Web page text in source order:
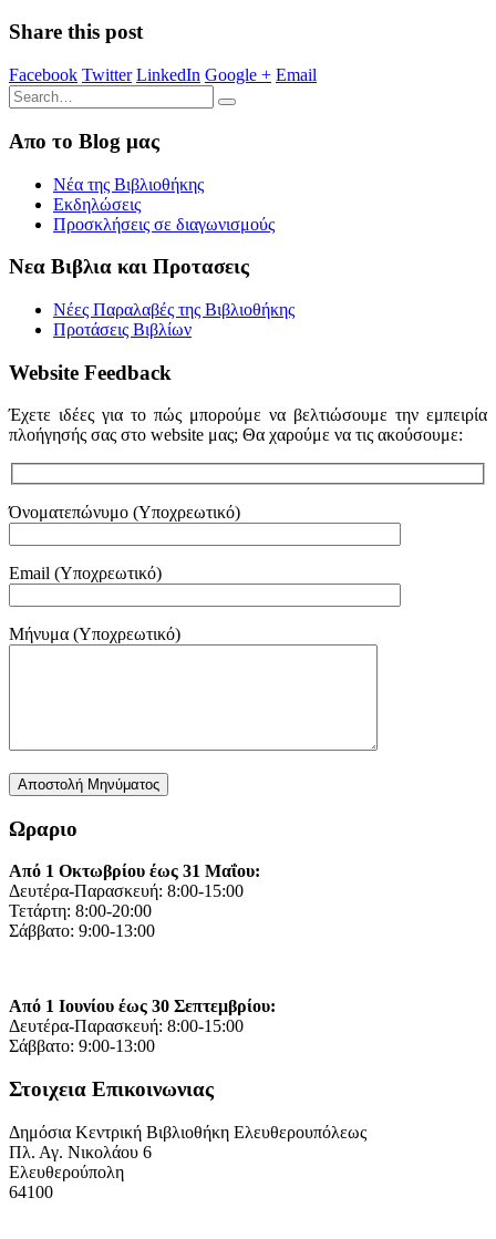
Share this post
Facebook Twitter LinkedIn Google + Email
Απο το Blog μας
Νέα της Βιβλιοθήκης
Εκδηλώσεις
Προσκλήσεις σε διαγωνισμούς
Νεα Βιβλια και Προτασεις
Νέες Παραλαβές της Βιβλιοθήκης
Προτάσεις Βιβλίων
Website Feedback
Έχετε ιδέες για το πώς μπορούμε να βελτιώσουμε την εμπειρία
πλοήγησής σας στο website μας; Θα χαρούμε να τις ακούσουμε:
Όνοματεπώνυμο (Υποχρεωτικό)
Email (Υποχρεωτικό)
Μήνυμα (Υποχρεωτικό)
Ωραριο
Από 1 Οκτωβρίου έως 31 Μαΐου:
Δευτέρα-Παρασκευή: 8:00-15:00
Τετάρτη: 8:00-20:00
Σάββατο: 9:00-13:00
Από 1 Ιουνίου έως 30 Σεπτεμβρίου:
Δευτέρα-Παρασκευή: 8:00-15:00
Σάββατο: 9:00-13:00
Στοιχεια Επικοινωνιας
Δημόσια Κεντρική Βιβλιοθήκη Ελευθερουπόλεως
Πλ. Αγ. Νικολάου 6
Ελευθερούπολη
64100